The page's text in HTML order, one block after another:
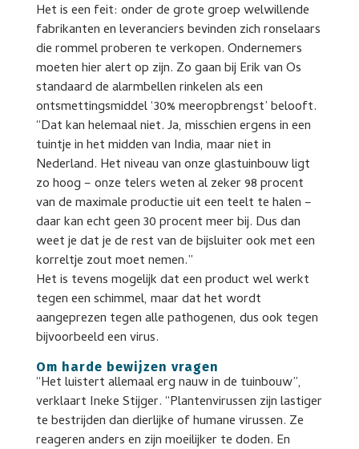
Het is een feit: onder de grote groep welwillende
fabrikanten en leveranciers bevinden zich ronselaars
die rommel proberen te verkopen. Ondernemers
moeten hier alert op zijn. Zo gaan bij Erik van Os
standaard de alarmbellen rinkelen als een
ontsmettingsmiddel ‘30% meeropbrengst’ belooft.
“Dat kan helemaal niet. Ja, misschien ergens in een
tuintje in het midden van India, maar niet in
Nederland. Het niveau van onze glastuinbouw ligt
zo hoog – onze telers weten al zeker 98 procent
van de maximale productie uit een teelt te halen –
daar kan echt geen 30 procent meer bij. Dus dan
weet je dat je de rest van de bijsluiter ook met een
korreltje zout moet nemen.”
Het is tevens mogelijk dat een product wel werkt
tegen een schimmel, maar dat het wordt
aangeprezen tegen alle pathogenen, dus ook tegen
bijvoorbeeld een virus.
Om harde bewijzen vragen
“Het luistert allemaal erg nauw in de tuinbouw”,
verklaart Ineke Stijger. “Plantenvirussen zijn lastiger
te bestrijden dan dierlijke of humane virussen. Ze
reageren anders en zijn moeilijker te doden. En